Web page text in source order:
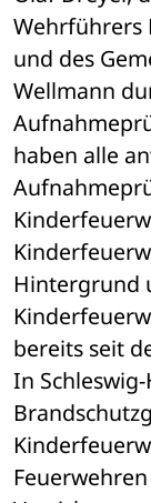
Wehrführers
und des
Wellmann
haben alle
Hintergrund
bereits seit
In